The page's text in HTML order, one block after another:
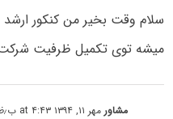
سلام وقت بخیر من کنکور ارشد
میشه توی تکمیل ظرفیت
مشاورمهر ۱۱, ۱۳۹۴ at ۴:۴۳ ب٫ظ